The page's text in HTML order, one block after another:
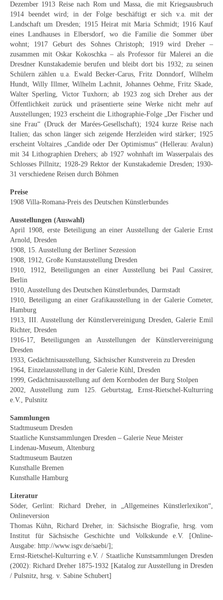
Buchempfehlungen
Richild Holt – Farbe und Linie
Theodor Zeller (1900-1986) Maler und
Visionär
Walter Becker (1893-1984) Malerei und Grafik
Der Maler Richard Sprick (1901-1976)
Suche
Über Uns
Kontakt
Über Uns
Impressum
Datenschutz
AGB
Widerruf
Dezember 1913 Reise nach Rom und Massa, die mit Kriegsausbruch
1914 beendet wird; in der Folge beschäftigt er sich v.a. mit der
Landschaft um Dresden; 1915 Heirat mit Maria Schmidt; 1916 Kauf
eines Landhauses in Elbersdorf, wo die Familie die Sommer über
wohnt; 1917 Geburt des Sohnes Christoph; 1919 wird Dreher –
zusammen mit Oskar Kokoschka – als Professor für Malerei an die
Dresdner Kunstakademie berufen und bleibt dort bis 1932; zu seinen
Schülern zählen u.a. Ewald Becker-Carus, Fritz Donndorf, Wilhelm
Hundt, Willy Illmer, Wilhelm Lachnit, Johannes Oehme, Fritz Skade,
Walter Sperling, Victor Tuxhorn; ab 1923 zog sich Dreher aus der
Öffentlichkeit zurück und präsentierte seine Werke nicht mehr auf
Ausstellungen; 1923 erscheint die Lithographie-Folge „Der Fischer und
sine Frau“ (Druck der Marées-Gesellschaft); 1924 kurze Reise nach
Italien; das schon länger sich zeigende Herzleiden wird stärker; 1925
erscheint Voltaires „Candide oder Der Optimismus“ (Hellerau: Avalun)
mit 34 Lithographien Drehers; ab 1927 wohnhaft im Wasserpalais des
Schlosses Pillnitz; 1928-29 Rektor der Kunstakademie Dresden; 1930-
31 verschiedene Reisen durch Böhmen
Preise
1908 Villa-Romana-Preis des Deutschen Künstlerbundes
Ausstellungen (Auswahl)
April 1908, erste Beteiligung an einer Ausstellung der Galerie Ernst
Arnold, Dresden
1908, 15. Ausstellung der Berliner Sezession
1908, 1912, Große Kunstausstellung Dresden
1910, 1912, Beteiligungen an einer Ausstellung bei Paul Cassirer,
Berlin
1910, Ausstellung des Deutschen Künstlerbundes, Darmstadt
1910, Beteiligung an einer Grafikausstellung in der Galerie Cometer,
Hamburg
1913, III. Ausstellung der Künstlervereinigung Dresden, Galerie Emil
Richter, Dresden
1916-17, Beteiligungen an Ausstellungen der Künstlervereinigung
Dresden
1933, Gedächtnisausstellung, Sächsischer Kunstverein zu Dresden
1964, Einzelausstellung in der Galerie Kühl, Dresden
1999, Gedächtnisausstellung auf dem Kornboden der Burg Stolpen
2002, Ausstellung zum 125. Geburtstag, Ernst-Rietschel-Kulturring
e.V., Pulsnitz
Sammlungen
Stadtmuseum Dresden
Staatliche Kunstsammlungen Dresden – Galerie Neue Meister
Lindenau-Museum, Altenburg
Stadtmuseum Bautzen
Kunsthalle Bremen
Kunsthalle Hamburg
Literatur
Söder, Gerlint: Richard Dreher, in „Allgemeines Künstlerlexikon“,
Onlineversion
Thomas Kühn, Richard Dreher, in: Sächsische Biografie, hrsg. vom
Institut für Sächsische Geschichte und Volkskunde e.V. [Online-
Ausgabe: http://www.isgv.de/saebi/];
Ernst-Rietschel-Kulturring e.V. / Staatliche Kunstsammlungen Dresden
(2002): Richard Dreher 1875-1932 [Katalog zur Ausstellung in Dresden
/ Pulsnitz, hrsg. v. Sabine Schubert]